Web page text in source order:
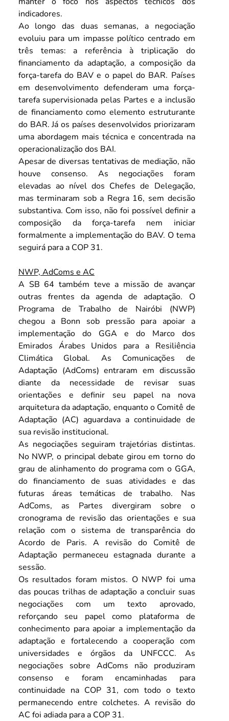
indicadores.
Ao longo das duas semanas, a negociação
evoluiu para um impasse político centrado em
três temas: a referência à triplicação do
financiamento da adaptação, a composição da
força-tarefa do BAV e o papel do BAR. Países
em desenvolvimento defenderam uma força-
tarefa supervisionada pelas Partes e a inclusão
de financiamento como elemento estruturante
do BAR. Já os países desenvolvidos priorizaram
uma abordagem mais técnica e concentrada na
operacionalização dos BAI.
Apesar de diversas tentativas de mediação, não
houve consenso. As negociações foram
elevadas ao nível dos Chefes de Delegação,
mas terminaram sob a Regra 16, sem decisão
substantiva. Com isso, não foi possível definir a
composição da força-tarefa nem iniciar
formalmente a implementação do BAV. O tema
seguirá para a COP 31.
NWP, AdComs e AC
A SB 64 também teve a missão de avançar
outras frentes da agenda de adaptação. O
Programa de Trabalho de Nairóbi (NWP)
chegou a Bonn sob pressão para apoiar a
implementação do GGA e do Marco dos
Emirados Árabes Unidos para a Resiliência
Climática Global. As Comunicações de
Adaptação (AdComs) entraram em discussão
diante da necessidade de revisar suas
orientações e definir seu papel na nova
arquitetura da adaptação, enquanto o Comitê de
Adaptação (AC) aguardava a continuidade de
sua revisão institucional.
As negociações seguiram trajetórias distintas.
No NWP, o principal debate girou em torno do
grau de alinhamento do programa com o GGA,
do financiamento de suas atividades e das
futuras áreas temáticas de trabalho. Nas
AdComs, as Partes divergiram sobre o
cronograma de revisão das orientações e sua
relação com o sistema de transparência do
Acordo de Paris. A revisão do Comitê de
Adaptação permaneceu estagnada durante a
sessão.
Os resultados foram mistos. O NWP foi uma
das poucas trilhas de adaptação a concluir suas
negociações com um texto aprovado,
reforçando seu papel como plataforma de
conhecimento para apoiar a implementação da
adaptação e fortalecendo a cooperação com
universidades e órgãos da UNFCCC. As
negociações sobre AdComs não produziram
consenso e foram encaminhadas para
continuidade na COP 31, com todo o texto
permanecendo entre colchetes. A revisão do
AC foi adiada para a COP 31.